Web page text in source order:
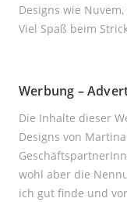
Designs wie
Viel Spaß beim
Werbung –
Die Inhalte dieser
Designs von
wohl aber die
ich gut finde und